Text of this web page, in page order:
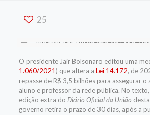
25
O presidente Jair Bolsonaro editou uma
1.060/2021) que altera a Lei 14.172, de
repasse de R$ 3,5 bilhões para assegurar o
aluno e professor da rede pública. No
edição extra do Diário Oficial da União
governo retira o prazo de 30 dias, após a